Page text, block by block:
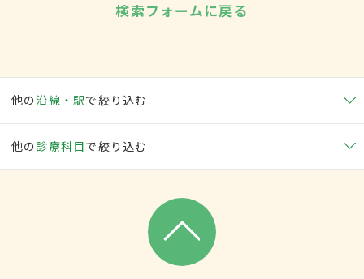
検索フォームに戻る
他の沿線・駅で絞り込む
他の 診療科目で絞り込む